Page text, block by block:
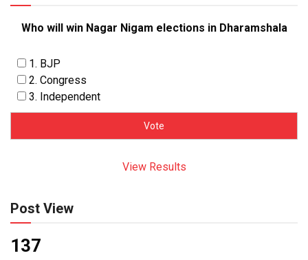
Who will win Nagar Nigam elections in Dharamshala
1. BJP
2. Congress
3. Independent
View Results
Post View
137